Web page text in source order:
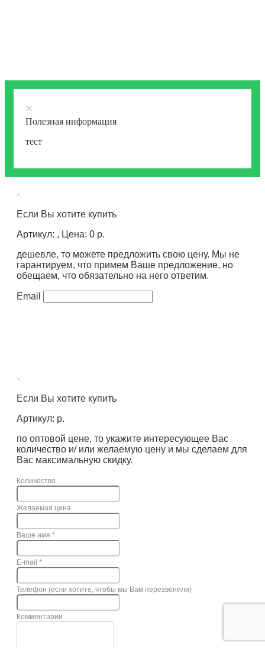
×
Полезная информация
тест
×
Если Вы хотите купить
Артикул: , Цена: 0 р.
дешевле, то можете предложить свою цену. Мы не
гарантируем, что примем Ваше предложение, но
обещаем, что обязательно на него ответим.
Email
×
Если Вы хотите купить
Артикул: р.
по оптовой цене, то укажите интересующее Вас
количество и/ или желаемую цену и мы сделаем для
Вас максимальную скидку.
Количество
Желаемая цена
Ваше имя *
E-mail *
Телефон (если хотите, чтобы мы Вам перезвонили)
Комментарии